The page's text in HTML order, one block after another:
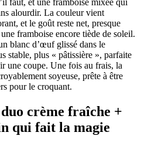
faut, et une framboise mixée qui
alourdir. La couleur vient
et le goût reste net, presque
framboise encore tiède de soleil.
blanc d’œuf glissé dans le
stable, plus « pâtissière », parfaite
une coupe. Une fois au frais, la
soyeuse, prête à être
pour le croquant.
crème fraîche +
qui fait la magie